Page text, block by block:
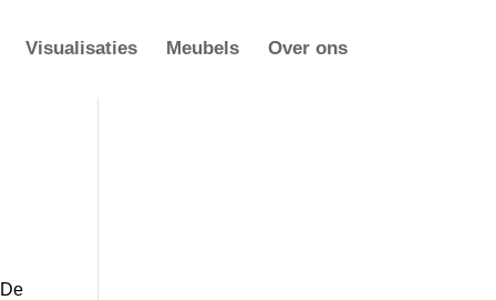
Visualisaties Meubels Over ons